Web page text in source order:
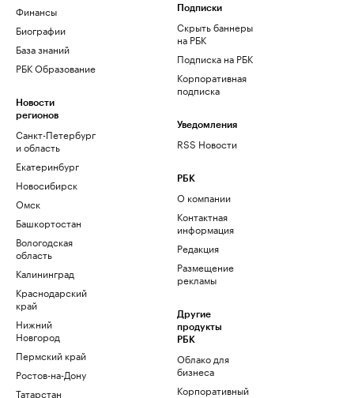
Финансы
Биографии
База знаний
РБК Образование
Новости
регионов
Санкт-Петербург
и область
Екатеринбург
Новосибирск
Омск
Башкортостан
Вологодская
область
Калининград
Краснодарский
край
Нижний
Новгород
Пермский край
Ростов-на-Дону
Татарстан
Подписки
Скрыть баннеры
на РБК
Подписка на РБК
Корпоративная
подписка
Уведомления
RSS Новости
РБК
О компании
Контактная
информация
Редакция
Размещение
рекламы
Другие
продукты
РБК
Облако для
бизнеса
Корпоративный